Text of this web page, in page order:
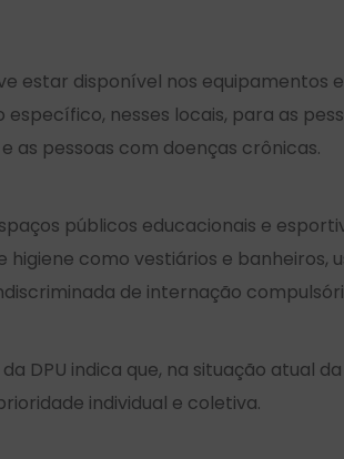
estar disponível nos equipamentos
nesses locais, para as
as pessoas com doenças crônicas.
públicos educacionais e
como vestiários e banheiros,
de internação
DPU indica que, na situação atual
individual e coletiva.